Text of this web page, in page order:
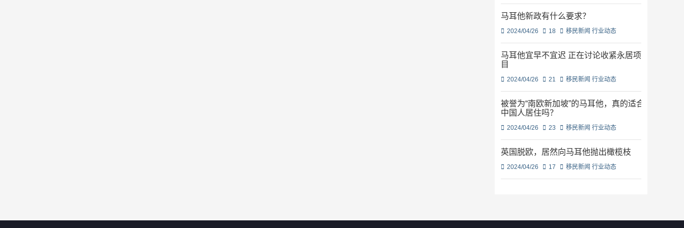
马耳他新政有什么要求？
2024/04/26 18 移民新闻 行业动态
马耳他宜早不宜迟 正在讨论收紧永居项
目
2024/04/26 21 移民新闻 行业动态
被誉为“南欧新加坡”的马耳他，真的适合
中国人居住吗？
2024/04/26 23 移民新闻 行业动态
英国脱欧，居然向马耳他抛出橄榄枝
2024/04/26 17 移民新闻 行业动态